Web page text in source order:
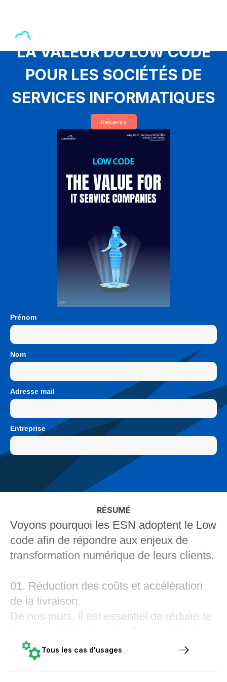
LA VALEUR DU LOW CODE
POUR LES SOCIÉTÉS DE
SERVICES INFORMATIQUES
Récents
Prénom
Nom
Adresse mail
Entreprise
RÉSUMÉ
Voyons pourquoi les ESN adoptent le Low
code afin de répondre aux enjeux de
transformation numérique de leurs clients.
01. Réduction des coûts et accélération
de la livraison.
De nos jours, il est essentiel de réduire le
besoins de l'entreprise et leur réalisation à
l'aide d'outils et de projets. Le principal
Tous les cas d'usages